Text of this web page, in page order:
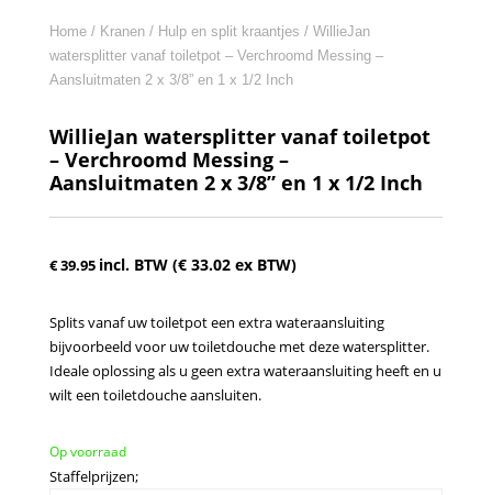
Home/ Kranen/ Hulp en split kraantjes / WillieJan
watersplitter vanaf toiletpot – Verchroomd Messing –
Aansluitmaten 2 x 3/8” en 1 x 1/2 Inch
WillieJan watersplitter vanaf toiletpot
– Verchroomd Messing –
Aansluitmaten 2 x 3/8” en 1 x 1/2 Inch
€39.95 incl. BTW (€33.02ex BTW)
Splits vanaf uw toiletpot een extra wateraansluiting
bijvoorbeeld voor uw toiletdouche met deze watersplitter.
Ideale oplossing als u geen extra wateraansluiting heeft en u
wilt een toiletdouche aansluiten.
Op voorraad
Staffelprijzen;